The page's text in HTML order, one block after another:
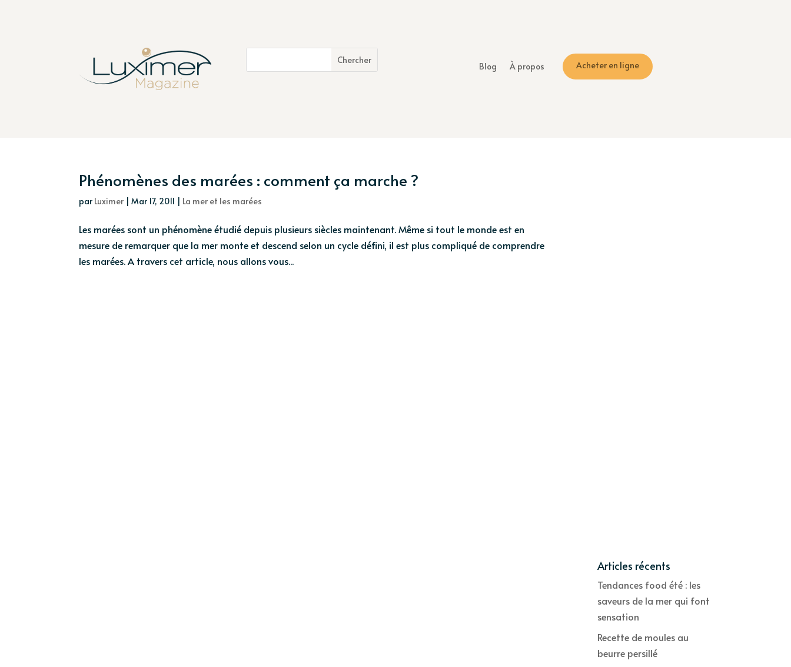
Blog À propos Acheter en ligne
Phénomènes des marées : comment ça marche ?
par Luximer |Mar 17, 2011 | La mer et les marées
Les marées sont un phénomène étudié depuis plusieurs siècles maintenant. Même si tout le monde est en
mesure de remarquer que la mer monte et descend selon un cycle défini, il est plus compliqué de comprendre
les marées. A travers cet article, nous allons vous...
Articles récents
Tendances food été : les
saveurs de la mer qui font
sensation
Recette de moules au
beurre persillé